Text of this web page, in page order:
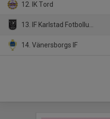
12. IK Tord
13. IF Karlstad Fotbollutveckling
14. Vänersborgs IF